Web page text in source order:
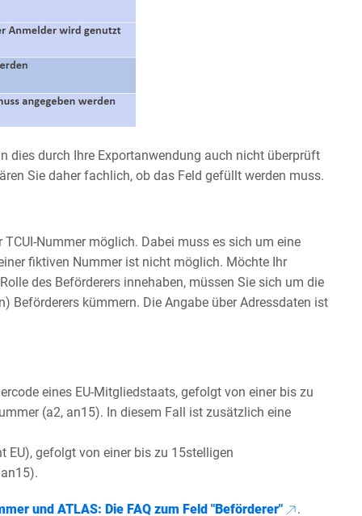
dies durch Ihre Exportanwendung auch nicht überprüft
Sie daher fachlich, ob das Feld gefüllt werden muss.
Nummer möglich. Dabei muss es sich um eine
fiktiven Nummer ist nicht möglich. Möchte Ihr
des Beförderers innehaben, müssen Sie sich um die
Beförderers kümmern. Die Angabe über Adressdaten ist
eines EU-Mitgliedstaats, gefolgt von einer bis zu
(a2, an15). In diesem Fall ist zusätzlich eine
EU), gefolgt von einer bis zu 15stelligen
und ATLAS: Die FAQ zum Feld "Beförderer" .